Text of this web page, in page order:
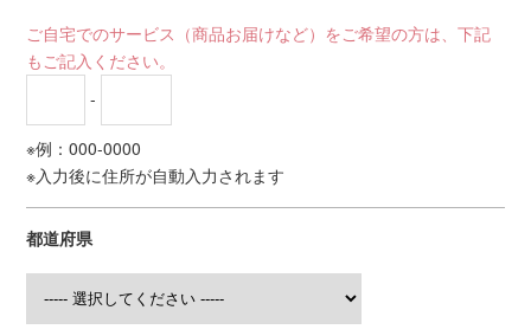
ご自宅でのサービス（商品お届けなど）をご希望の方は、下記
もご記入ください。
-
※例：000-0000
※入力後に住所が自動入力されます
都道府県